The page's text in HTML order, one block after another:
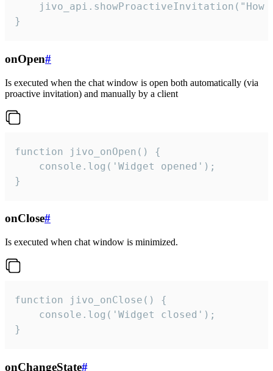
jivo_api.showProactiveInvitation("How
}
onOpen#
Is executed when the chat window is open both automatically (via
proactive invitation) and manually by a client
function jivo_onOpen() {
    console.log('Widget opened');
}
onClose#
Is executed when chat window is minimized.
function jivo_onClose() {
    console.log('Widget closed');
}
onChangeState#